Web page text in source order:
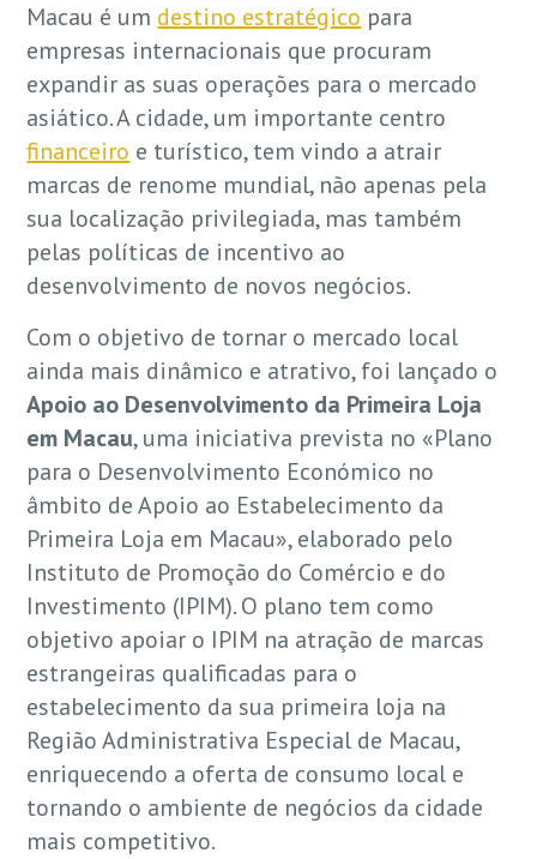
Macau é um destino estratégico para
empresas internacionais que procuram
expandir as suas operações para o mercado
asiático. A cidade, um importante centro
financeiro e turístico, tem vindo a atrair
marcas de renome mundial, não apenas pela
sua localização privilegiada, mas também
pelas políticas de incentivo ao
desenvolvimento de novos negócios.
Com o objetivo de tornar o mercado local
ainda mais dinâmico e atrativo, foi lançado o
Apoio ao Desenvolvimento da Primeira Loja
em Macau, uma iniciativa prevista no «Plano
para o Desenvolvimento Económico no
âmbito de Apoio ao Estabelecimento da
Primeira Loja em Macau», elaborado pelo
Instituto de Promoção do Comércio e do
Investimento (IPIM). O plano tem como
objetivo apoiar o IPIM na atração de marcas
estrangeiras qualificadas para o
estabelecimento da sua primeira loja na
Região Administrativa Especial de Macau,
enriquecendo a oferta de consumo local e
tornando o ambiente de negócios da cidade
mais competitivo.